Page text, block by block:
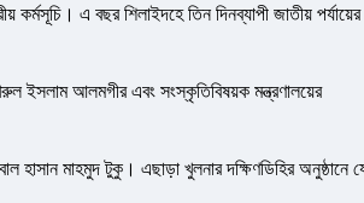
কর্মসূচি। এ বছর শিলাইদহে তিন দিনব্যাপী জাতীয়
ইসলাম আলমগীর এবং সংস্কৃতিবিষয়ক মন্ত্রণালয়ের
হাসান মাহমুদ টুকু। এছাড়া খুলনার দক্ষিণডিহির অনুষ্ঠানে